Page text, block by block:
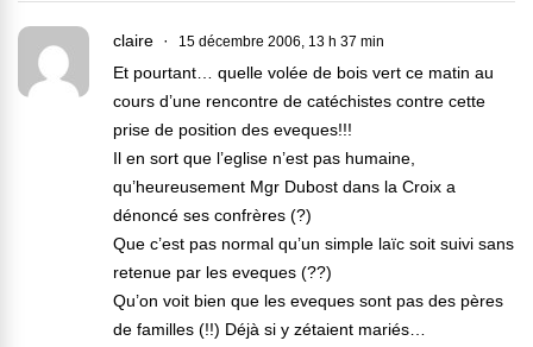
claire 15 décembre 2006, 13 h 37 min
Et pourtant… quelle volée de bois vert ce matin au
cours d’une rencontre de catéchistes contre cette
prise de position des eveques!!!
Il en sort que l’eglise n’est pas humaine,
qu’heureusement Mgr Dubost dans la Croix a
dénoncé ses confrères (?)
Que c’est pas normal qu’un simple laïc soit suivi sans
retenue par les eveques (??)
Qu’on voit bien que les eveques sont pas des pères
de familles (!!) Déjà si y zétaient mariés…